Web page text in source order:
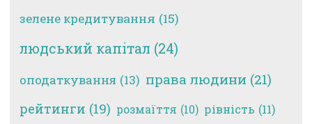
зелене кредитування (15)
людський капітал (24)
оподаткування (13) права людини (21)
рейтинги (19) розмаїття (10) рівність (11)